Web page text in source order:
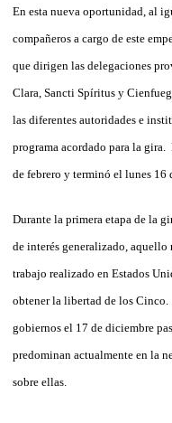
En esta nueva oportunidad, al
compañeros a cargo de este
que dirigen las delegaciones
Clara, Sancti Spíritus y
las diferentes autoridades e
programa acordado para la gira.
de febrero y terminó el lunes 16
Durante la primera etapa de la
de interés generalizado,
trabajo realizado en Estados
obtener la libertad de los
gobiernos el 17 de diciembre
predominan actualmente en la
sobre ellas.